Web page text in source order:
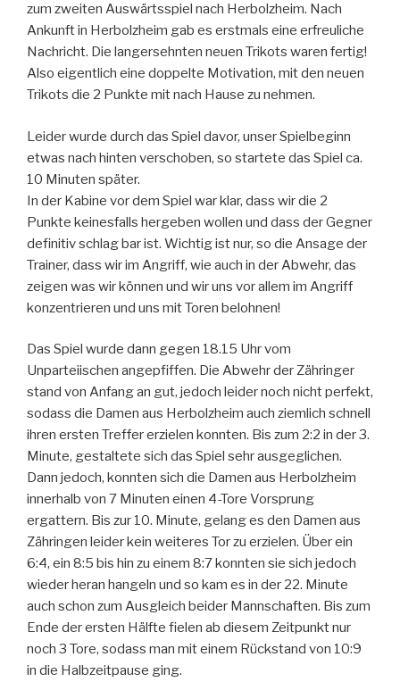
zum zweiten Auswärtsspiel nach Herbolzheim. Nach
Ankunft in Herbolzheim gab es erstmals eine erfreuliche
Nachricht. Die langersehnten neuen Trikots waren fertig!
Also eigentlich eine doppelte Motivation, mit den neuen
Trikots die 2 Punkte mit nach Hause zu nehmen.
Leider wurde durch das Spiel davor, unser Spielbeginn
etwas nach hinten verschoben, so startete das Spiel ca.
10 Minuten später.
In der Kabine vor dem Spiel war klar, dass wir die 2
Punkte keinesfalls hergeben wollen und dass der Gegner
definitiv schlag bar ist. Wichtig ist nur, so die Ansage der
Trainer, dass wir im Angriff, wie auch in der Abwehr, das
zeigen was wir können und wir uns vor allem im Angriff
konzentrieren und uns mit Toren belohnen!
Das Spiel wurde dann gegen 18.15 Uhr vom
Unparteiischen angepfiffen. Die Abwehr der Zähringer
stand von Anfang an gut, jedoch leider noch nicht perfekt,
sodass die Damen aus Herbolzheim auch ziemlich schnell
ihren ersten Treffer erzielen konnten. Bis zum 2:2 in der 3.
Minute, gestaltete sich das Spiel sehr ausgeglichen.
Dann jedoch, konnten sich die Damen aus Herbolzheim
innerhalb von 7 Minuten einen 4-Tore Vorsprung
ergattern. Bis zur 10. Minute, gelang es den Damen aus
Zähringen leider kein weiteres Tor zu erzielen. Über ein
6:4, ein 8:5 bis hin zu einem 8:7 konnten sie sich jedoch
wieder heran hangeln und so kam es in der 22. Minute
auch schon zum Ausgleich beider Mannschaften. Bis zum
Ende der ersten Hälfte fielen ab diesem Zeitpunkt nur
noch 3 Tore, sodass man mit einem Rückstand von 10:9
in die Halbzeitpause ging.